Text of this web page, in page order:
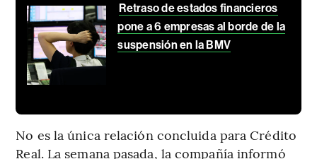
Retraso de estados financieros
pone a 6 empresas al borde de la
suspensión en la BMV
No es la única relación concluida para Crédito
Real. La semana pasada, la compañía informó